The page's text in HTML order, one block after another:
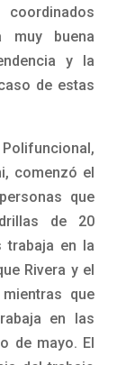
muy buena
y la
de estas
comenzó el
que
de 20
trabaja en la
Rivera y el
que
en las
de mayo. El